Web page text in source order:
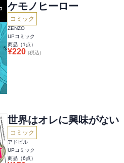
ケモノヒーロー
コミック
ZENZO
UPコミック
商品（1 点）
¥220 (税込)
世界はオレに興味がない
コミック
アドビル
UPコミック
商品（6点）